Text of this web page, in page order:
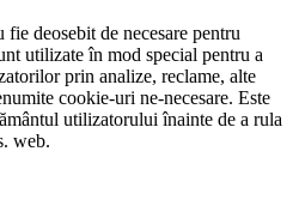
deosebit de necesare pentru
utilizate în mod special pentru a
prin analize, reclame, alte
cookie-uri ne-necesare. Este
utilizatorului înainte de a rula
web.